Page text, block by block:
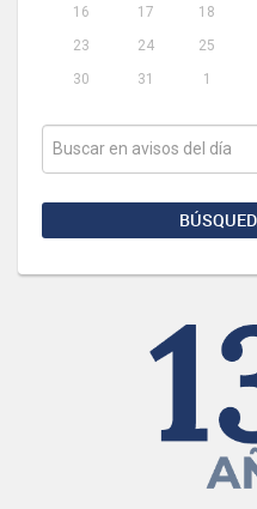
16
17 18
23
24 25
30
31 1